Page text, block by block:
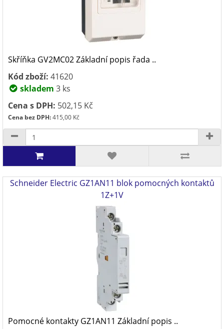
Skříňka GV2MC02 Základní popis řada ..
Kód zboží: 41620
skladem 3 ks
Cena s DPH: 502,15 Kč
Cena bez DPH:415,00 Kč
Schneider Electric GZ1AN11 blok pomocných kontaktů
1Z+1V
Pomocné kontakty GZ1AN11 Základní popis ..